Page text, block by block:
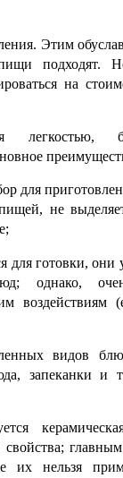
Этим
подходят.
на
легкостью,
для
не
для готовки, они
однако,
воздействиям
видов
запеканки и
свойства;
их нельзя